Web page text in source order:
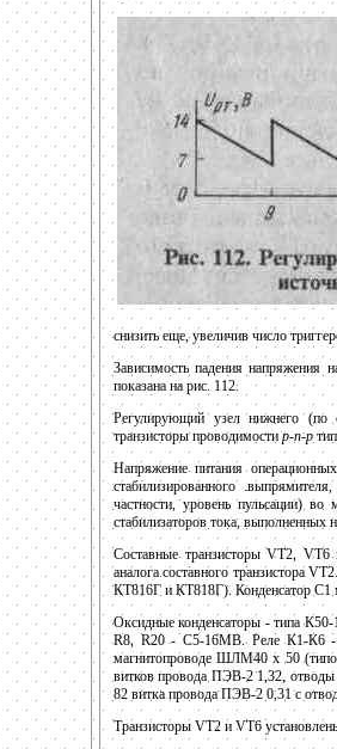
снизить еще, увеличив число
Зависимость падения напряжения
показана на рис. 112.
Регулирующий узел нижнего (по
транзисторы проводимости р-п-р
Напряжение питания
стабилизированного
частности, уровень пульсации)
стабилизаторов тока, выполненных
Составные транзисторы VT2, VT6
аналога составного транзистора
КТ816Г и КТ818Г). Конденсатор С1
Оксидные конденсаторы - типа
R8, R20 - С5-16МВ. Реле К1-К6 -
магнитопроводе ШЛМ40 х 50
витков провода ПЭВ-2 1,32, отводы
82 витка провода ПЭВ-2 0,31 с
Транзисторы VT2 и VT6